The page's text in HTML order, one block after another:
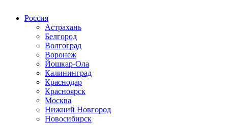
Россия
Астрахань
Белгород
Волгоград
Воронеж
Йошкар-Ола
Калининград
Краснодар
Красноярск
Москва
Нижний Новгород
Новосибирск